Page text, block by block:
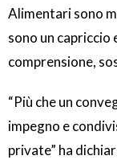
Alimentari sono
sono un capriccio
comprensione,
“Più che un
impegno e
private” ha